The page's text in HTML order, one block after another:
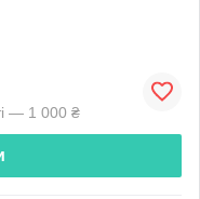
— 1 000 ₴